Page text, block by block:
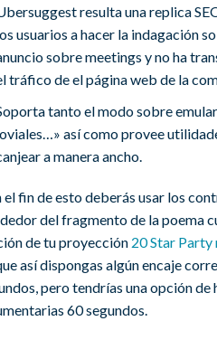
resulta una replica
usuarios a hacer la indagación
sobre meetings y no ha
tráfico de el página web de la
tanto el modo sobre
así­ como provee
a manera ancho.
el fin de esto deberás usar los
del fragmento de la poema
de tu proyección 20 Star Party
así dispongas algún encaje
pero tendrí­as una opción
60 segundos.